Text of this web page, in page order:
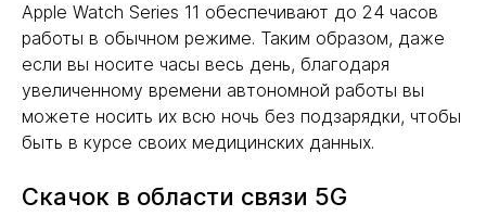
Apple Watch Series 11 обеспечивают до 24 часов
работы в обычном режиме. Таким образом, даже
если вы носите часы весь день, благодаря
увеличенному времени автономной работы вы
можете носить их всю ночь без подзарядки, чтобы
быть в курсе своих медицинских данных.
Скачок в области связи 5G